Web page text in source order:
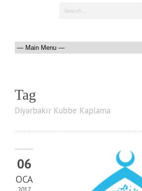
Tag
Diyarbakır Kubbe Kaplama
06
OCA